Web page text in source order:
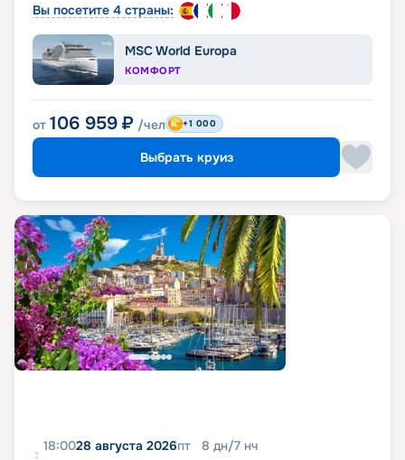
Вы посетите 4 страны:
MSC World Europa
КОМФОРТ
от 106 959 ₽ /чел +1 000
Выбрать круиз
18:0028 августа 2026пт 8 дн/7 нч